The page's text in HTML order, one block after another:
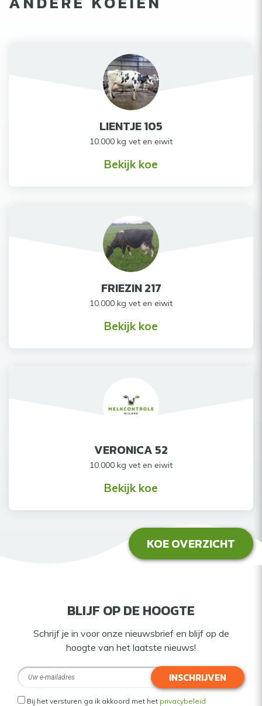
LIENTJE 105
10.000 kg vet en eiwit
Bekijk koe
FRIEZIN 217
10.000 kg vet en eiwit
Bekijk koe
VERONICA 52
10.000 kg vet en eiwit
Bekijk koe
KOE OVERZICHT
BLIJF OP DE HOOGTE
Schrijf je in voor onze nieuwsbrief en blijf op de
hoogte van het laatste nieuws!
INSCHRIJVEN
Bij het versturen ga ik akkoord met het privacybeleid